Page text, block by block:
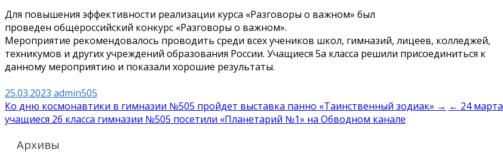
Для повышения эффективности реализации курса «Разговоры о важном» был
проведен общероссийский конкурс «Разговоры о важном».
Мероприятие рекомендовалось проводить среди всех учеников школ, гимназий, лицеев, колледжей,
техникумов и других учреждений образования России. Учащиеся 5а класса решили присоединиться к
данному мероприятию и показали хорошие результаты.
25.03.2023 admin505
Навигация
по
Ко дню космонавтики в гимназии №505 пройдет выставка панно «Таинственный зодиак» → ← 24 марта
учащиеся 2б класса гимназии №505 посетили «Планетарий №1» на Обводном канале
Архивы